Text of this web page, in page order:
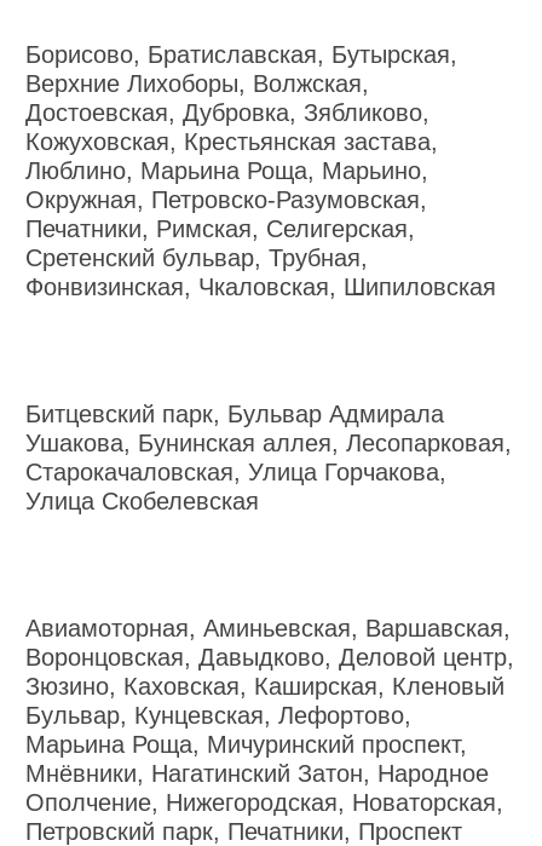
Борисово, Братиславская, Бутырская,
Верхние Лихоборы, Волжская,
Достоевская, Дубровка, Зябликово,
Кожуховская, Крестьянская застава,
Люблино, Марьина Роща, Марьино,
Окружная, Петровско-Разумовская,
Печатники, Римская, Селигерская,
Сретенский бульвар, Трубная,
Фонвизинская, Чкаловская, Шипиловская
Битцевский парк, Бульвар Адмирала
Ушакова, Бунинская аллея, Лесопарковая,
Старокачаловская, Улица Горчакова,
Улица Скобелевская
Авиамоторная, Аминьевская, Варшавская,
Воронцовская, Давыдково, Деловой центр,
Зюзино, Каховская, Каширская, Кленовый
Бульвар, Кунцевская, Лефортово,
Марьина Роща, Мичуринский проспект,
Мнёвники, Нагатинский Затон, Народное
Ополчение, Нижегородская, Новаторская,
Петровский парк, Печатники, Проспект